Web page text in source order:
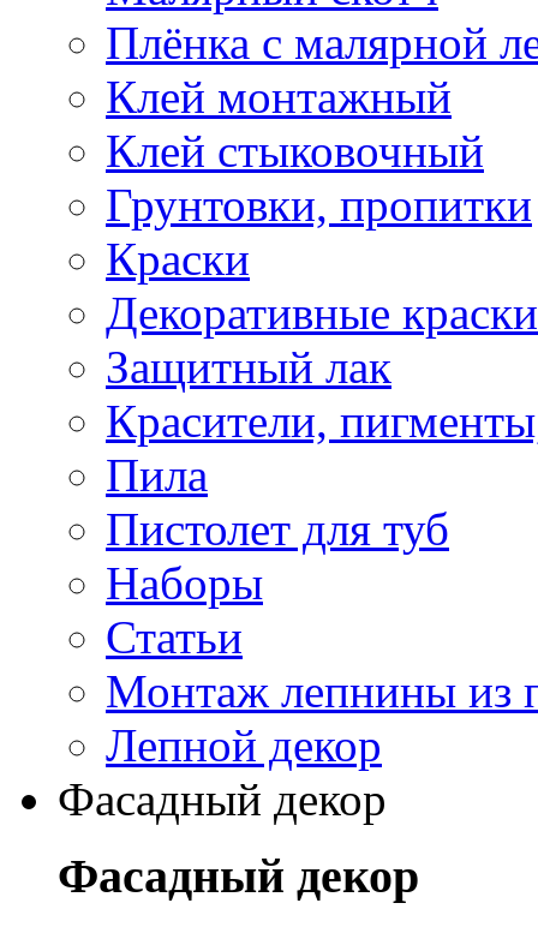
Плёнка с малярной
Клей монтажный
Клей стыковочный
Грунтовки, пропитки
Краски
Декоративные краски
Защитный лак
Красители,
Пила
Пистолет для туб
Наборы
Статьи
Монтаж лепнины из
Лепной декор
Фасадный декор
Фасадный декор